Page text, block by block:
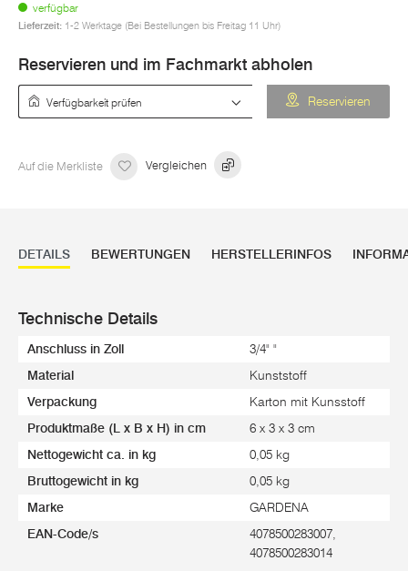
verfügbar
Lieferzeit: 1-2 Werktage (Bei Bestellungen bis Freitag 11 Uhr)
Reservieren und im Fachmarkt abholen
Reservieren
Auf die Merkliste Vergleichen
DETAILS BEWERTUNGEN HERSTELLERINFOS
Technische Details
Anschluss in Zoll 3/4" "
Material Kunststoff
Verpackung Karton mit Kunsstoff
Produktmaße (L x B x H) in cm 6 x 3 x 3 cm
Nettogewicht ca. in kg 0,05 kg
Bruttogewicht in kg 0,05 kg
Marke GARDENA
EAN-Code/s
4078500283007,
4078500283014